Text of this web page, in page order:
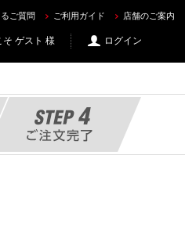
ご質問 ご利用ガイド 店舗のご案内
そ ゲスト 様 ログイン